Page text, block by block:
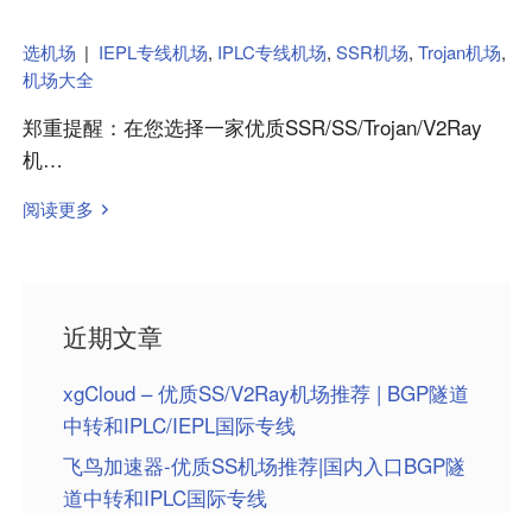
选机场 | IEPL专线机场, IPLC专线机场, SSR机场, Trojan机场,
机场大全
郑重提醒：在您选择一家优质SSR/SS/Trojan/V2Ray
机…
阅读更多
近期文章
xgCloud – 优质SS/V2Ray机场推荐 | BGP隧道
中转和IPLC/IEPL国际专线
飞鸟加速器-优质SS机场推荐|国内入口BGP隧
道中转和IPLC国际专线